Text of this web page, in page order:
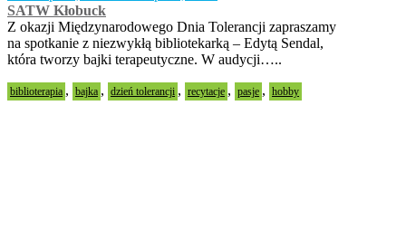
SATW Kłobuck
Z okazji Międzynarodowego Dnia Tolerancji zapraszamy
na spotkanie z niezwykłą bibliotekarką – Edytą Sendal,
która tworzy bajki terapeutyczne. W audycji…..
biblioterapia , bajka , dzień tolerancji , recytacje , pasje , hobby